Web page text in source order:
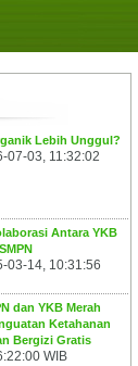
Lebih Unggul?
07-03, 11:32:02
Antara YKB
03-14, 10:31:56
dan YKB Merah
Ketahanan
Bergizi Gratis
WIB